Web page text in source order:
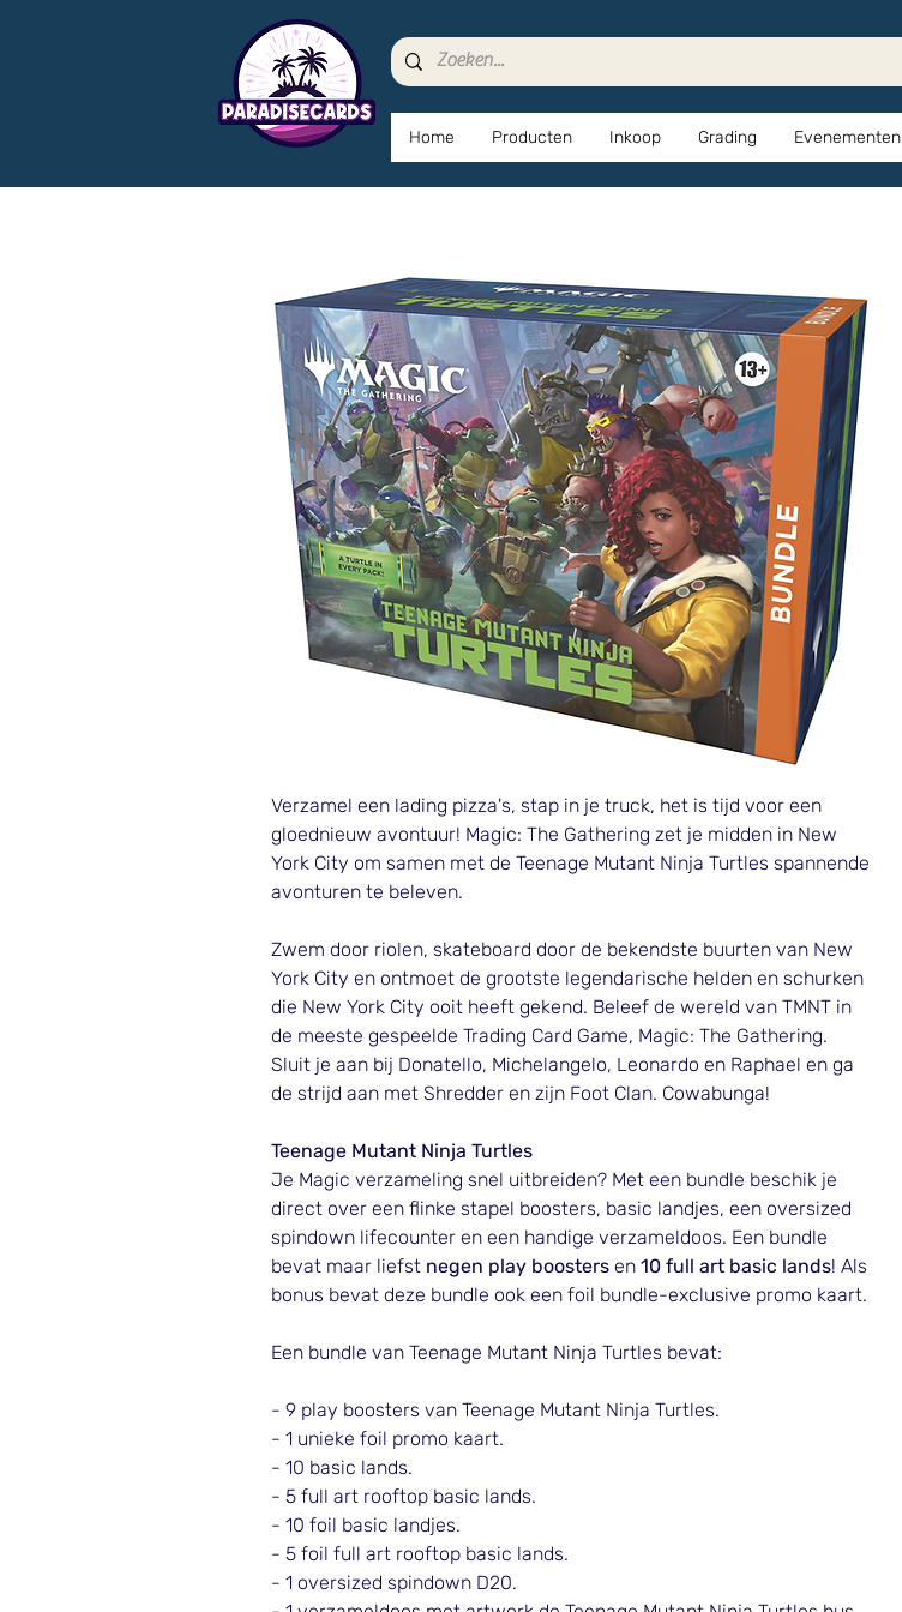
Home Producten Inkoop Grading Evenementen
Verzamel een lading pizza's, stap in je truck, het is tijd voor een
gloednieuw avontuur! Magic: The Gathering zet je midden in New
York City om samen met de Teenage Mutant Ninja Turtles spannende
avonturen te beleven.
Zwem door riolen, skateboard door de bekendste buurten van New
York City en ontmoet de grootste legendarische helden en schurken
die New York City ooit heeft gekend. Beleef de wereld van TMNT in
de meeste gespeelde Trading Card Game, Magic: The Gathering.
Sluit je aan bij Donatello, Michelangelo, Leonardo en Raphael en ga
de strijd aan met Shredder en zijn Foot Clan. Cowabunga!
Teenage Mutant Ninja Turtles
Je Magic verzameling snel uitbreiden? Met een bundle beschik je
direct over een flinke stapel boosters, basic landjes, een oversized
spindown lifecounter en een handige verzameldoos. Een bundle
bevat maar liefst negen play boosters en 10 full art basic lands! Als
bonus bevat deze bundle ook een foil bundle-exclusive promo kaart.
Een bundle van Teenage Mutant Ninja Turtles bevat:
- 9 play boosters van Teenage Mutant Ninja Turtles.
- 1 unieke foil promo kaart.
- 10 basic lands.
- 5 full art rooftop basic lands.
- 10 foil basic landjes.
- 5 foil full art rooftop basic lands.
- 1 oversized spindown D20.